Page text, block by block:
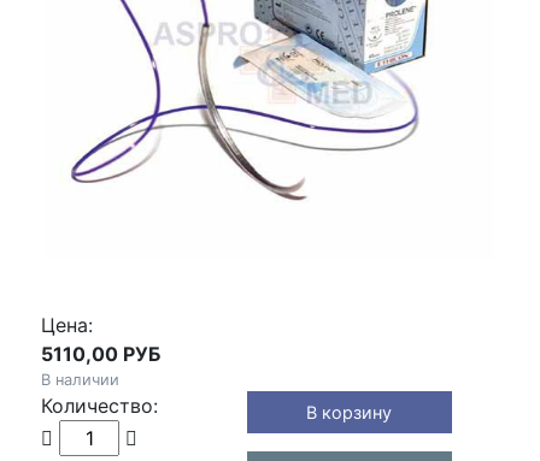
Цена:
5110,00 РУБ
В наличии
Количество: